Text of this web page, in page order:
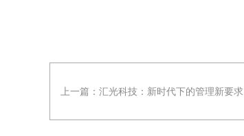
上一篇： 汇光科技：新时代下的管理新要求